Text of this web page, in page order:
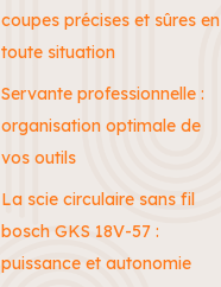
coupes précises et sûres en
toute situation
Servante professionnelle :
organisation optimale de
vos outils
La scie circulaire sans fil
bosch GKS 18V-57 :
puissance et autonomie